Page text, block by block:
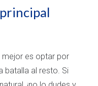
mejor es optar por
batalla al resto. Si